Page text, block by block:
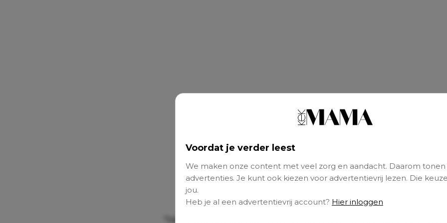
Voordat je verder leest
We maken onze content met veel zorg en aandacht. Daarom tonen
advertenties. Je kunt ook kiezen voor advertentievrij lezen. Die
jou.
Heb je al een advertentievrij account? Hier inloggen
“Het is tot nu toe een spannend proces. Ik leef van week